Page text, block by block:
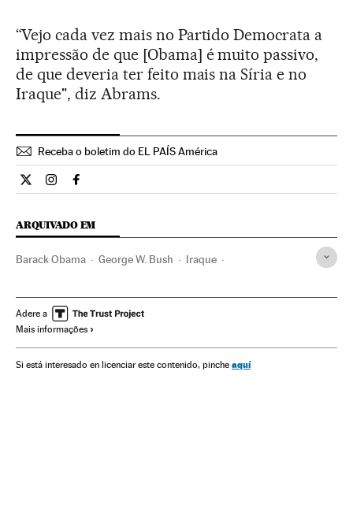
“Vejo cada vez mais no Partido Democrata a
impressão de que [Obama] é muito passivo,
de que deveria ter feito mais na Síria e no
Iraque", diz Abrams.
Receba o boletim do EL PAÍS América
Internacional El País Brasil en Twitter
Internacional El País Brasil en Instagram
Internacional El País Brasil en Facebook
ARQUIVADO EM
Barack Obama George W. Bush Iraque
Partidos políticos Estados Unidos
América do Norte
Adere a
Mais informações
Si está interesado en licenciar este contenido, pinche aquí